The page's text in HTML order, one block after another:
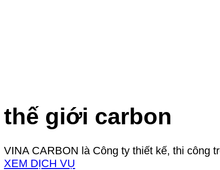
thế giới carbon
VINA CARBON là Công ty thiết kế, thi công
XEM DỊCH VỤ